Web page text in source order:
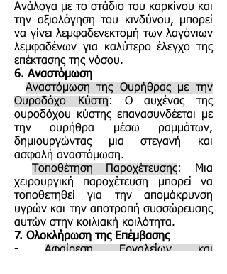
Ανάλογα με το στάδιο του καρκίνου και
την αξιολόγηση του κινδύνου, μπορεί
να γίνει λεμφαδενεκτομή των λαγόνιων
λεμφαδένων για καλύτερο έλεγχο της
επέκτασης της νόσου.
6. Αναστόμωση
- Αναστόμωση της Ουρήθρας με την
Ουροδόχο Κύστη: Ο αυχένας της
ουροδόχου κύστης επανασυνδέεται με
την ουρήθρα μέσω ραμμάτων,
δημιουργώντας μια στεγανή και
ασφαλή αναστόμωση.
-
Τοποθέτηση Παροχέτευσης: Μια
χειρουργική παροχέτευση μπορεί να
τοποθετηθεί για την απομάκρυνση
υγρών και την αποτροπή συσσώρευσης
αυτών στην κοιλιακή κοιλότητα.
7. Ολοκλήρωση της Επέμβασης
- Αφαίρεση Εργαλείων και